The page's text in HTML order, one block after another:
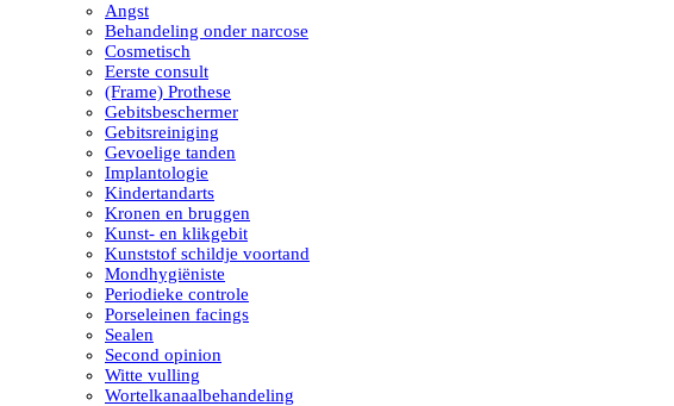
Angst
Behandeling onder narcose
Cosmetisch
Eerste consult
(Frame) Prothese
Gebitsbeschermer
Gebitsreiniging
Gevoelige tanden
Implantologie
Kindertandarts
Kronen en bruggen
Kunst- en klikgebit
Kunststof schildje voortand
Mondhygiëniste
Periodieke controle
Porseleinen facings
Sealen
Second opinion
Witte vulling
Wortelkanaalbehandeling